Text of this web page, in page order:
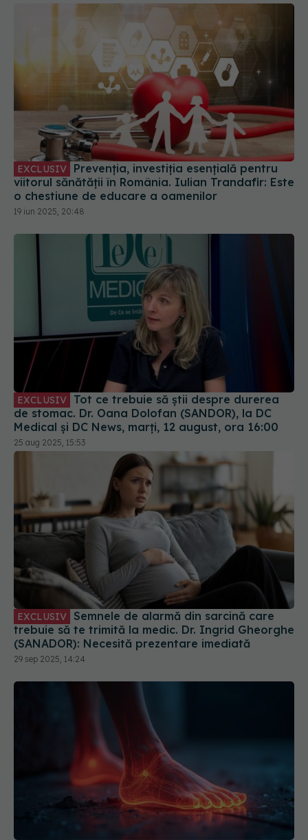
EXCLUSIV
viitorul sănătății în România. Iulian Trandafir: Este
o chestiune de educare a oamenilor
19 iun 2025, 20:48
EXCLUSIV
de stomac. Dr. Oana Dolofan (SANDOR), la DC
Medical și DC News, marți, 12 august, ora 16:00
25 aug 2025, 15:53
EXCLUSIV
trebuie să te trimită la medic. Dr. Ingrid Gheorghe
(SANADOR): Necesită prezentare imediată
29 sep 2025, 14:24